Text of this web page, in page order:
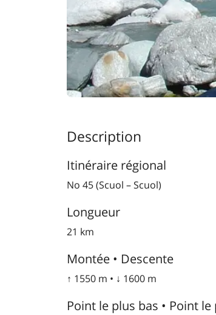
Description
Itinéraire régional
No 45 (Scuol – Scuol)
Longueur
21 km
Montée • Descente
↑ 1550 m • ↓ 1600 m
Point le plus bas • Point